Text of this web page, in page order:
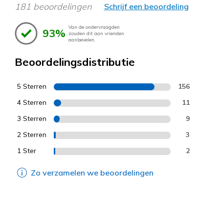
181 beoordelingen Schrijf een beoordeling
93% Van de ondervraagden
zouden dit aan vrienden
aanbevelen.
Beoordelingsdistributie
5 Sterren 156
4 Sterren 11
3 Sterren 9
2 Sterren 3
1 Ster 2
Zo verzamelen we beoordelingen